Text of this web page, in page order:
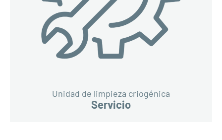
Unidad de limpieza criogénica
Servicio